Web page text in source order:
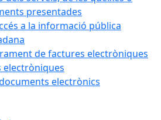
presentades
a la informació pública
de factures electròniques
electròniques
electrònics